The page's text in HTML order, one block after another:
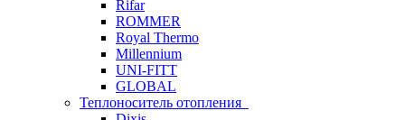
Rifar
ROMMER
Royal Thermo
Millennium
UNI-FITT
GLOBAL
Теплоноситель отопления